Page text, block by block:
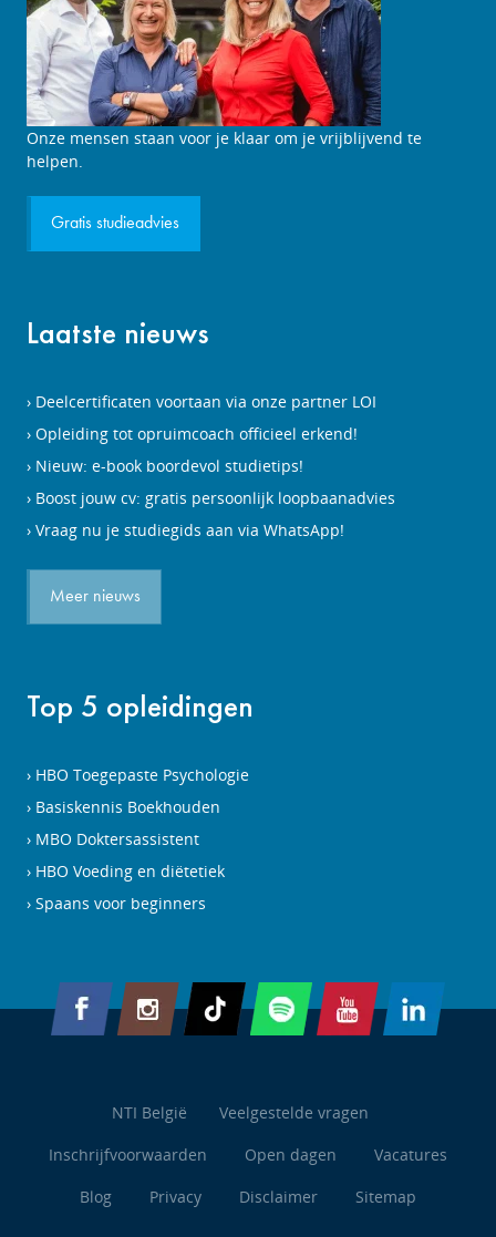
Studieadviesgesprek
aanvragen
Onze mensen staan voor je klaar om je vrijblijvend te
helpen.
Gratis studieadvies
Laatste nieuws
Deelcertificaten voortaan via onze partner LOI
Opleiding tot opruimcoach officieel erkend!
Nieuw: e-book boordevol studietips!
Boost jouw cv: gratis persoonlijk loopbaanadvies
Vraag nu je studiegids aan via WhatsApp!
Meer nieuws
Top 5 opleidingen
HBO Toegepaste Psychologie
Basiskennis Boekhouden
MBO Doktersassistent
HBO Voeding en diëtetiek
Spaans voor beginners
NTI België
Veelgestelde vragen
Inschrijfvoorwaarden
Open dagen
Vacatures
Blog
Privacy Disclaimer Sitemap